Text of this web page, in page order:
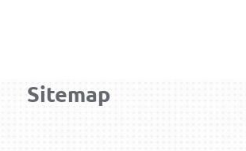
Sitemap